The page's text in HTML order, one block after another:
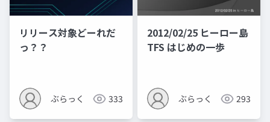
リリース対象どーれだ
っ？？
ぶらっく 333
2012/02/25 ヒーロー島
TFS はじめの一歩
ぶらっく 293